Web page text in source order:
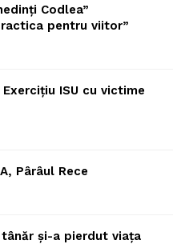
Codlea”
pentru viitor”
ISU cu victime
Pârâul Rece
tânăr și-a pierdut viața